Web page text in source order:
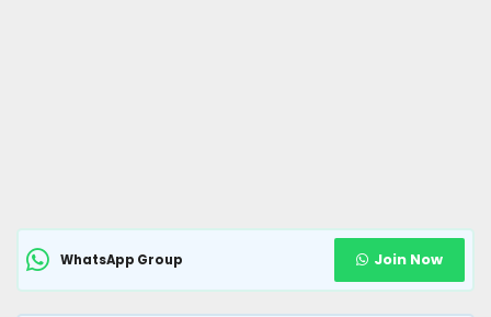
WhatsApp Group Join Now